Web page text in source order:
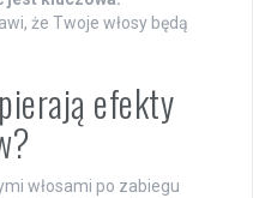
że Twoje włosy będą
efekty
włosami po zabiegu